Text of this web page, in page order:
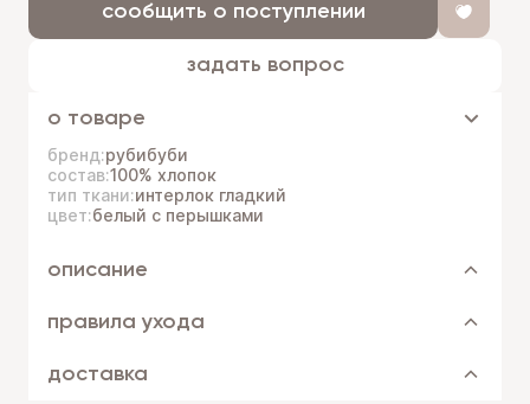
сообщить о поступлении
задать вопрос
о товаре
бренд:рубибуби
состав:100% хлопок
тип ткани:интерлок гладкий
цвет:белый с перышками
описание
правила ухода
доставка